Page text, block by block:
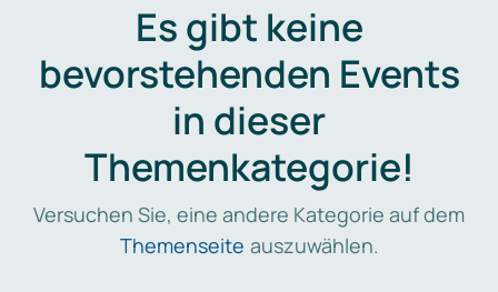
Es gibt keine
bevorstehenden Events
in dieser
Themenkategorie!
Versuchen Sie, eine andere Kategorie auf dem
Themenseite auszuwählen.